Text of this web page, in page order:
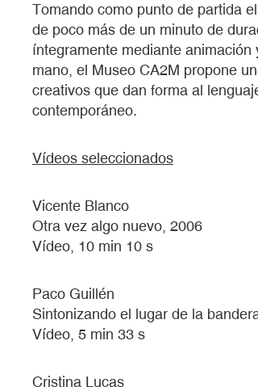
Tomando como punto de partida
de poco más de un minuto de
íntegramente mediante
mano, el Museo CA2M propone
creativos que dan forma al
contemporáneo.
Vídeos seleccionados
Vicente Blanco
Otra vez algo nuevo, 2006
Vídeo, 10 min 10 s
Paco Guillén
Sintonizando el lugar de la
Vídeo, 5 min 33 s
Cristina Lucas